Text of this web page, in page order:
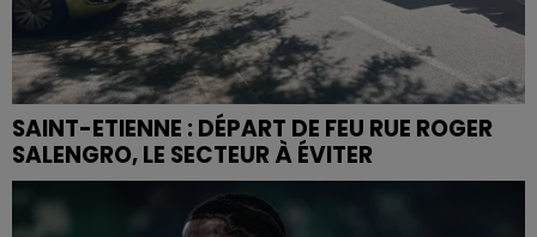
SAINT-ETIENNE : DÉPART DE FEU RUE ROGER
SALENGRO, LE SECTEUR À ÉVITER